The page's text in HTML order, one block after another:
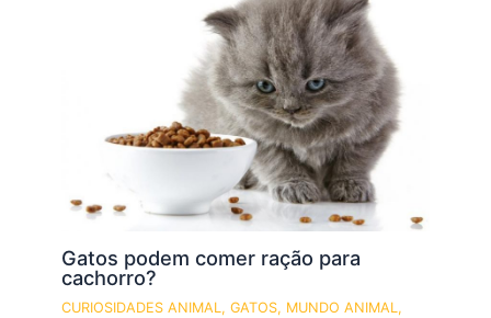
Gatos podem comer ração para
cachorro?
CURIOSIDADES ANIMAL ,GATOS, MUNDO ANIMAL ,